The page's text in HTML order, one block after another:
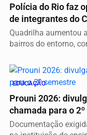
Polícia do Rio faz
de integrantes do
Quadrilha aumentou
bairros do entorno,
EDUCAÇÃO
Prouni 2026:
chamada para o
Documentação